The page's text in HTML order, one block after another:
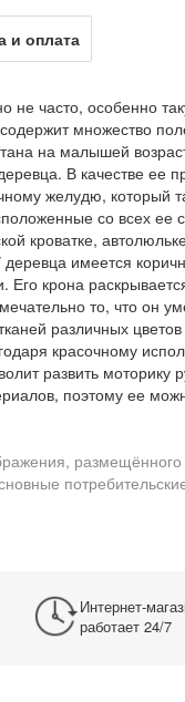
и оплата
часто, особенно
множество
на малышей
В качестве ее
желудю, который
со всех ее
кроватке,
деревца имеется
Его крона
то, что он
различных
красочному
развить моторику
поэтому ее
Интернет-
работает 24/7